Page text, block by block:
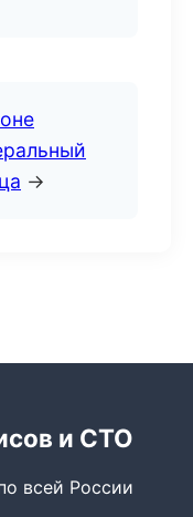
→
и СТО
всей России